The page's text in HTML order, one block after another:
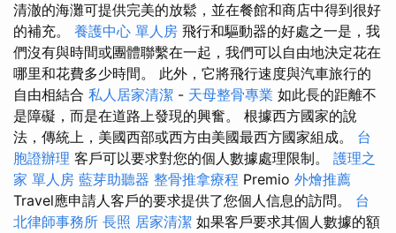
清澈的海灘可提供完美的放鬆，並在餐館和商店中得到很好
的補充。 養護中心 單人房 飛行和驅動器的好處之一是，我
們沒有與時間或團體聯繫在一起，我們可以自由地決定花在
哪里和花費多少時間。 此外，它將飛行速度與汽車旅行的
自由相結合 私人居家清潔 - 天母整骨專業 如此長的距離不
是障礙，而是在道路上發現的興奮。 根據西方國家的說
法，傳統上，美國西部或西方由美國最西方國家組成。 台
胞證辦理 客戶可以要求對您的個人數據處理限制。 護理之
家 單人房 藍芽助聽器 整骨推拿療程 Premio 外燴推薦
Travel應申請人客戶的要求提供了您個人信息的訪問。 台
北律師事務所 長照 居家清潔 如果客戶要求其個人數據的額